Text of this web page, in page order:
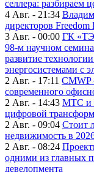
селлера: разбираем
4 Авг. - 21:34
директоров Freedom
3 Авг. - 00:00 ГК
98-м научном
развитие
энергосистемами с
2 Авг. - 17:11 CMWP
современного
2 Авг. - 14:43 МТС и
цифровой
2 Авг. - 09:04 Стоит
недвижимость в
2 Авг. - 08:24
одними из главных
девелопмента